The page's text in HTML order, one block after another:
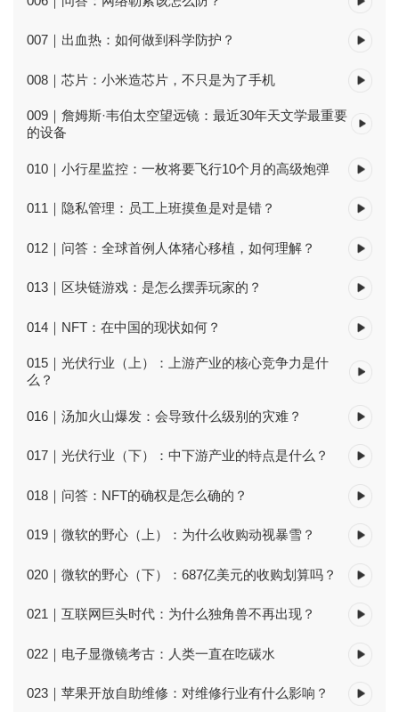
007｜出血热：如何做到科学防护？
008｜芯片：小米造芯片，不只是为了手机
009｜詹姆斯·韦伯太空望远镜：最近30年天文学最重要
的设备
010｜小行星监控：一枚将要飞行10个月的高级炮弹
011｜隐私管理：员工上班摸鱼是对是错？
012｜问答：全球首例人体猪心移植，如何理解？
013｜区块链游戏：是怎么摆弄玩家的？
014｜NFT：在中国的现状如何？
015｜光伏行业（上）：上游产业的核心竞争力是什
么？
016｜汤加火山爆发：会导致什么级别的灾难？
017｜光伏行业（下）：中下游产业的特点是什么？
018｜问答：NFT的确权是怎么确的？
019｜微软的野心（上）：为什么收购动视暴雪？
020｜微软的野心（下）：687亿美元的收购划算吗？
021｜互联网巨头时代：为什么独角兽不再出现？
022｜电子显微镜考古：人类一直在吃碳水
023｜苹果开放自助维修：对维修行业有什么影响？